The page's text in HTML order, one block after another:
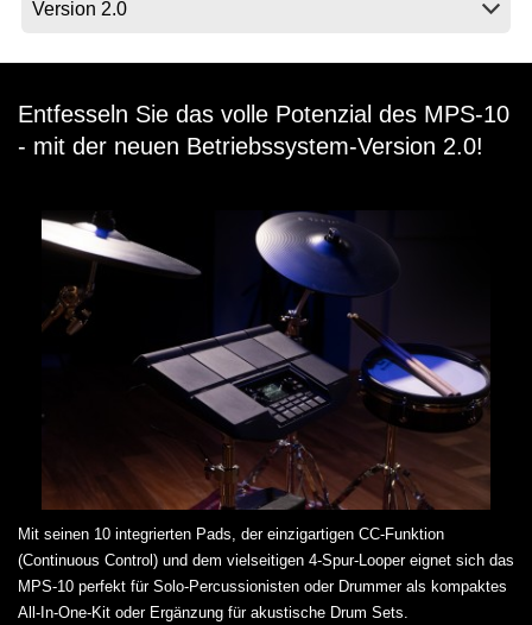
Über KORG
Entfesseln Sie das volle Potenzial des MPS-10
- mit der neuen Betriebssystem-Version 2.0!
Mit seinen 10 integrierten Pads, der einzigartigen CC-Funktion
(Continuous Control) und dem vielseitigen 4-Spur-Looper eignet sich das
MPS-10 perfekt für Solo-Percussionisten oder Drummer als kompaktes
All-In-One-Kit oder Ergänzung für akustische Drum Sets.